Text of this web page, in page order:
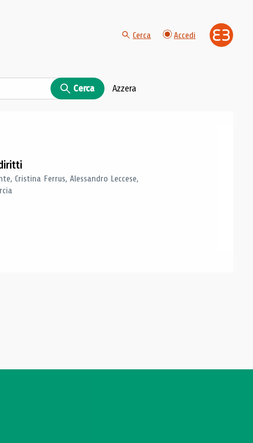
Cerca Accedi
Cerca Azzera
Cristina Ferrus, Alessandro Leccese,